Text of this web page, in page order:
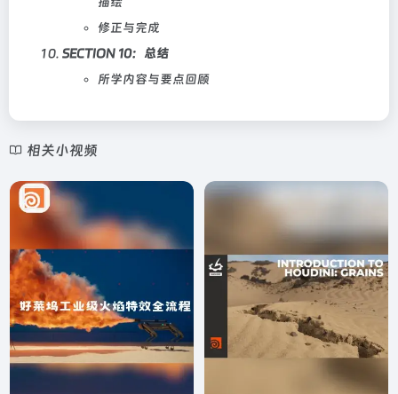
修正与完成
SECTION 10：总结
所学内容与要点回顾
相关小视频